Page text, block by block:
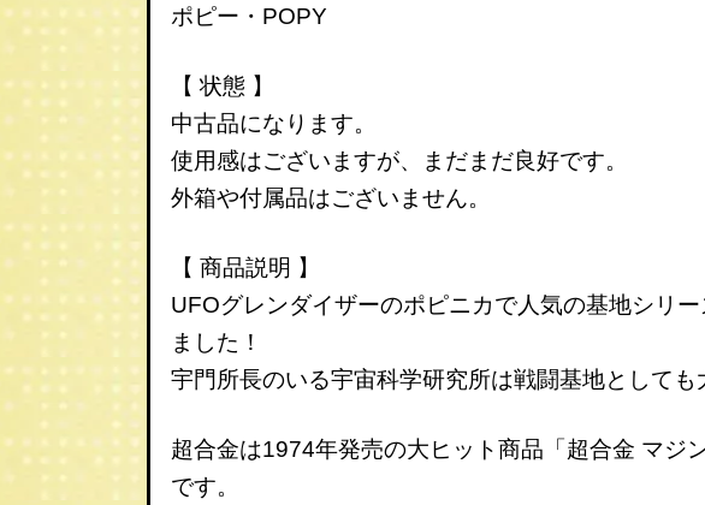
ポピー・POPY
【 状態 】
中古品になります。
使用感はございますが、まだまだ良好です。
外箱や付属品はございません。
【 商品説明 】
UFOグレンダイザーのポピニカで人気の基地シリ
ました！
宇門所長のいる宇宙科学研究所は戦闘基地としても
超合金は1974年発売の大ヒット商品「超合金 マジ
です。